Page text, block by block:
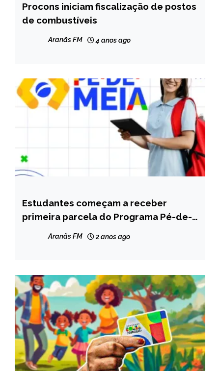
BRASIL
CAPELINHA
NOTÍCIAS
Procons iniciam fiscalização de postos
de combustíveis
Aranãs FM 4 anos ago
BRASIL
CAPELINHA
Estudantes começam a receber
primeira parcela do Programa Pé-de-
Aranãs FM 2 anos ago